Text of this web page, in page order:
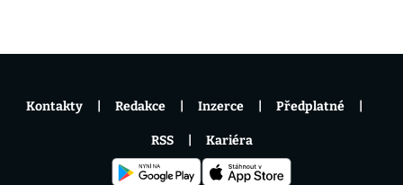
Kontakty Redakce Inzerce Předplatné
RSS Kariéra